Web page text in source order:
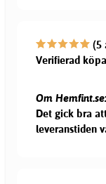
(5
Verifierad
Om Hemfint.se:
Det gick bra
leveranstiden